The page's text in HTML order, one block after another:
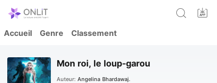
Accueil Genre Classement
Mon roi, le loup-garou
Auteur: Angelina Bhardawaj.